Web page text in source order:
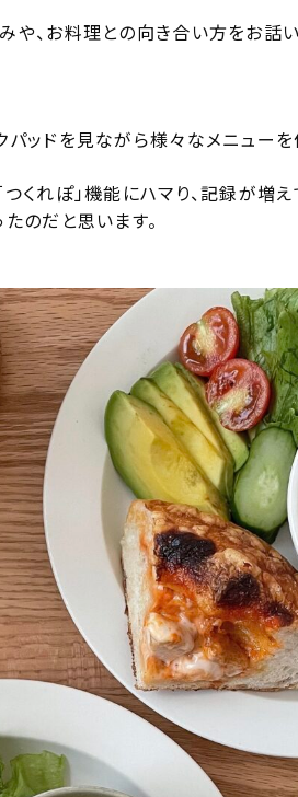
、お料理との向き合い方をお話い
ッドを見ながら様々なメニューを
くれぽ」機能にハマり、記録が増
のだと思います。